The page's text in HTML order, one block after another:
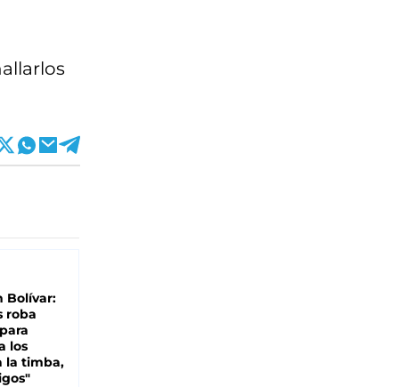
Bolívar:
roba
los
la timba,